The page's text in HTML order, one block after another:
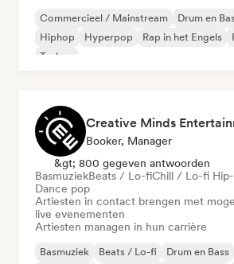
Commercieel / Mainstream Drum en
Hiphop
Hyperpop Rap in het Engels
Techno
Creative Minds
Booker, Manager
&gt; 800 gegeven antwoorden
BasmuziekBeats / Lo-fiChill / Lo-fi
Dance pop
Artiesten in contact brengen met
live evenementen
Artiesten managen in hun carrière
Basmuziek Beats / Lo-fi Drum en Bass